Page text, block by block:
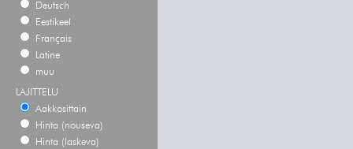
Deutsch
Eestikeel
Français
Latine
muu
LAJITTELU
Aakkosittain
Hinta (nouseva)
Hinta (laskeva)